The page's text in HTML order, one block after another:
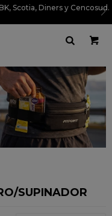
Scotia, Diners y Cencosud.
SUPINADOR